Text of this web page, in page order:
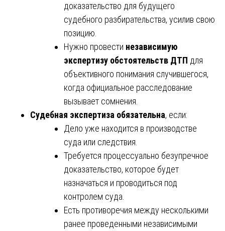
доказательство для будущего
судебного разбирательства, усилив свою
позицию.
Нужно провести независимую
экспертизу обстоятельств ДТП для
объективного понимания случившегося,
когда официальное расследование
вызывает сомнения.
Судебная экспертиза обязательна, если:
Дело уже находится в производстве
суда или следствия.
Требуется процессуально безупречное
доказательство, которое будет
назначаться и проводиться под
контролем суда.
Есть противоречия между несколькими
ранее проведенными независимыми